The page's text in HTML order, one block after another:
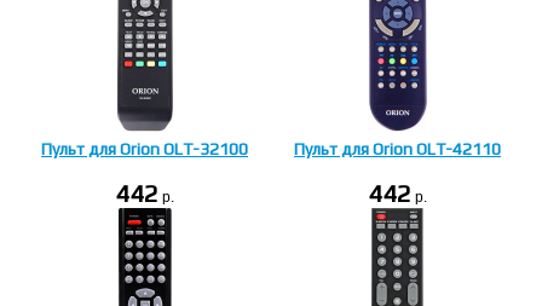
Пульт для Orion OLT-32100
442 p.
Пульт для Orion OLT-42110
442 p.